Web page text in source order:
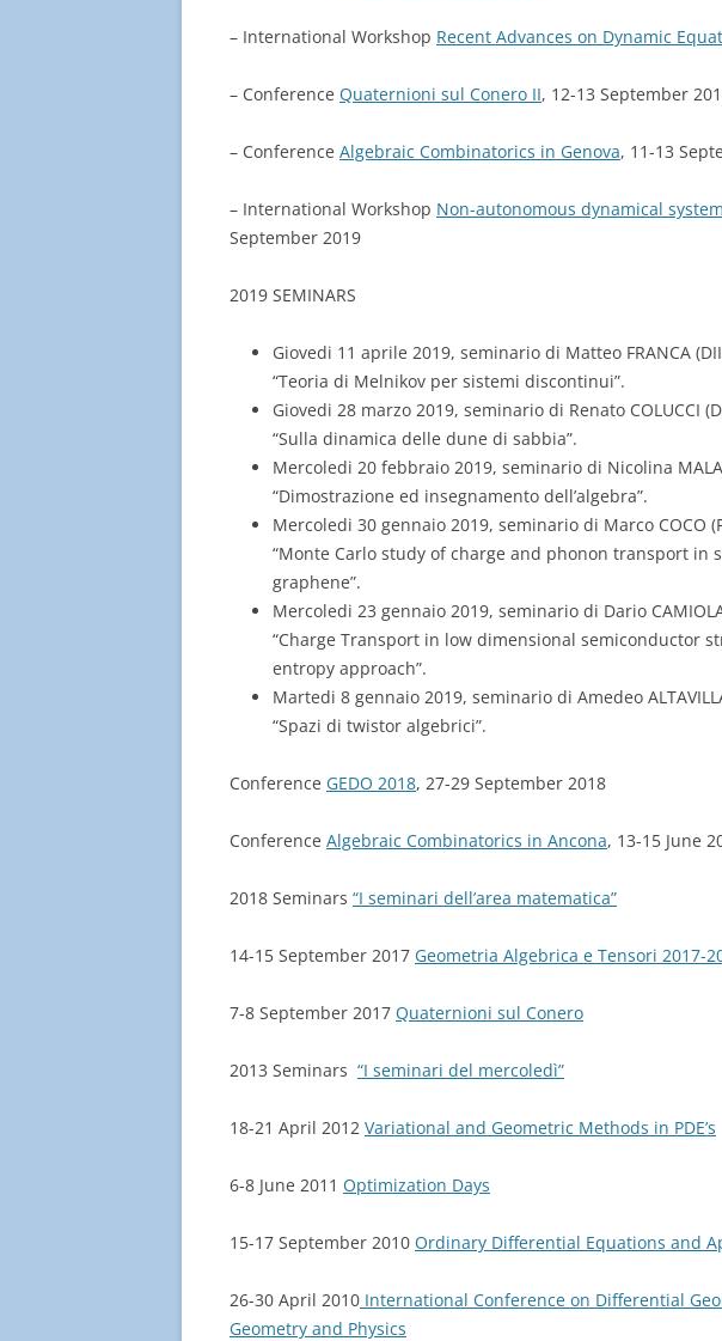
– International Workshop Recent Advances on Dynamic
– Conference Quaternioni sul Conero II, 12-13 September
– Conference Algebraic Combinatorics in Genova, 11-13
– International Workshop Non-autonomous dynamical
September 2019
2019 SEMINARS
Giovedi 11 aprile 2019, seminario di Matteo FRANCA
“Teoria di Melnikov per sistemi discontinui”.
Giovedi 28 marzo 2019, seminario di Renato COLUCCI
“Sulla dinamica delle dune di sabbia”.
Mercoledi 20 febbraio 2019, seminario di Nicolina
“Dimostrazione ed insegnamento dell’algebra”.
Mercoledi 30 gennaio 2019, seminario di Marco COCO
“Monte Carlo study of charge and phonon transport in
graphene”.
Mercoledi 23 gennaio 2019, seminario di Dario
“Charge Transport in low dimensional semiconductor
entropy approach”.
Martedi 8 gennaio 2019, seminario di Amedeo
“Spazi di twistor algebrici”.
Conference GEDO 2018, 27-29 September 2018
Conference Algebraic Combinatorics in Ancona, 13-15 June
2018 Seminars “I seminari dell’area matematica”
14-15 September 2017 Geometria Algebrica e Tensori 2017-
7-8 September 2017 Quaternioni sul Conero
2013 Seminars “I seminari del mercoledì”
18-21 April 2012 Variational and Geometric Methods in PDE’s
6-8 June 2011 Optimization Days
15-17 September 2010 Ordinary Differential Equations and
26-30 April 2010 International Conference on Differential
Geometry and Physics